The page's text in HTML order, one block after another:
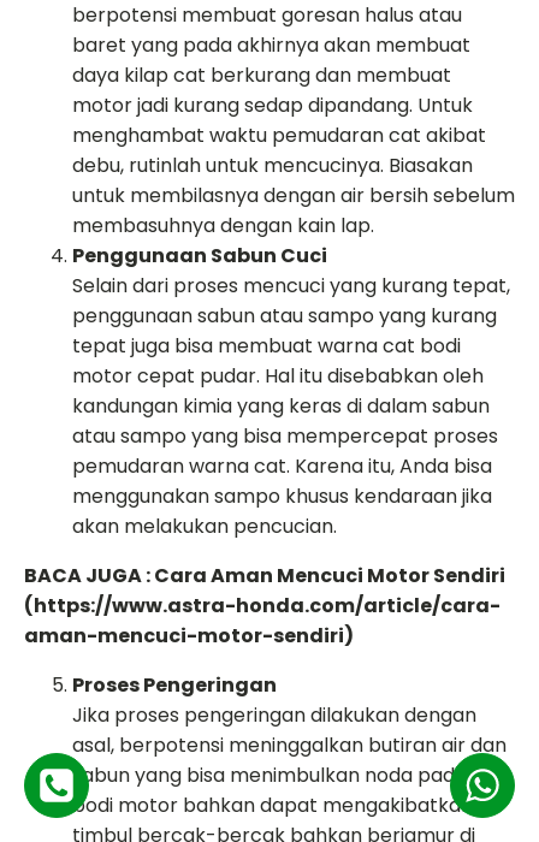
berpotensi membuat goresan halus atau
baret yang pada akhirnya akan membuat
daya kilap cat berkurang dan membuat
motor jadi kurang sedap dipandang. Untuk
menghambat waktu pemudaran cat akibat
debu, rutinlah untuk mencucinya. Biasakan
untuk membilasnya dengan air bersih sebelum
membasuhnya dengan kain lap.
Penggunaan Sabun Cuci
Selain dari proses mencuci yang kurang tepat,
penggunaan sabun atau sampo yang kurang
tepat juga bisa membuat warna cat bodi
motor cepat pudar. Hal itu disebabkan oleh
kandungan kimia yang keras di dalam sabun
atau sampo yang bisa mempercepat proses
pemudaran warna cat. Karena itu, Anda bisa
menggunakan sampo khusus kendaraan jika
akan melakukan pencucian.
BACA JUGA : Cara Aman Mencuci Motor Sendiri
(https://www.astra-honda.com/article/cara-
aman-mencuci-motor-sendiri)
Proses Pengeringan
Jika proses pengeringan dilakukan dengan
asal, berpotensi meninggalkan butiran air dan
sabun yang bisa menimbulkan noda pada cat
bodi motor bahkan dapat mengakibatkan
timbul bercak-bercak bahkan berjamur di